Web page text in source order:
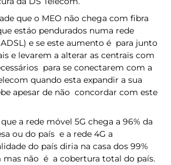
que o MEO não chega com fibra
estáo pendurados numa rede
e se este aumento é para junto
e levarem a alterar as centrais com
para se conectarem com a
quando esta expandir a sua
apesar de não concordar com este
a rede móvel 5G chega a 96% da
ou do país e a rede 4G a
do país diria na casa dos 99%
não é a cobertura total do país.